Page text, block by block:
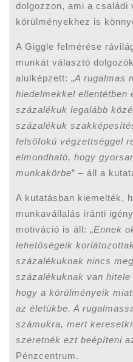
dolgozzon, ami a családi
körülményekhez is
A Giggle felmérése
munkát választó
alulképzett: „A rugalmas
hiedelmekkel ellentétben
százalékuk legalább
százalékuk
felsőfokú végzettséggel
elmondható, hogy
munkakörbe” – áll a
A kutatásban kiemelték,
munkavállalás iránti
motiváció is áll: „Ennek
lehetőségeik
százalékuknak nincs
százalékuknak van
hogy a körülményeik
az életükbe. A
számukra, mert
szeretnék ezt beépíteni
Pénzcentrum.